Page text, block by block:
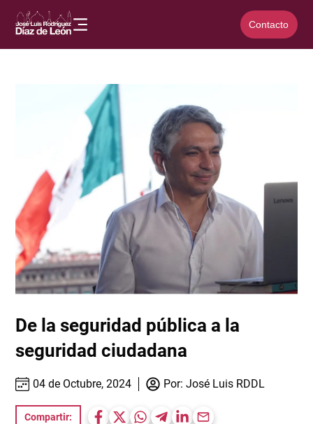
Contacto
De la seguridad pública a la
seguridad ciudadana
04 de Octubre, 2024 Por: José Luis RDDL
Compartir: